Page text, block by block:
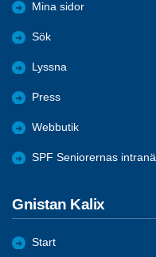
Mina sidor
Sök
Lyssna
Press
Webbutik
SPF Seniorernas
Gnistan Kalix
Start